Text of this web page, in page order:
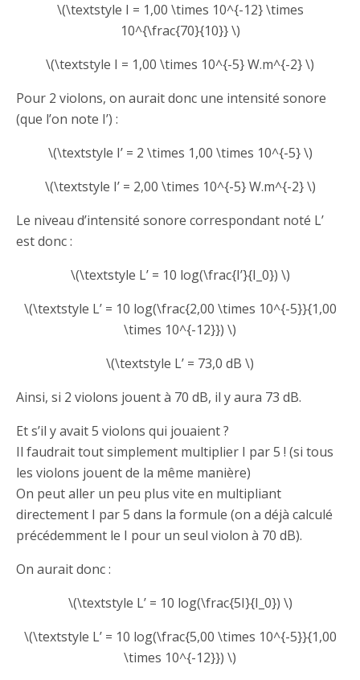
\(\textstyle I = 1,00 \times 10^{-12} \times
10^{\frac{70}{10}} \)
\(\textstyle I = 1,00 \times 10^{-5} W.m^{-2} \)
Pour 2 violons, on aurait donc une intensité sonore
(que l’on note I’) :
\(\textstyle I’ = 2 \times 1,00 \times 10^{-5} \)
\(\textstyle I’ = 2,00 \times 10^{-5} W.m^{-2} \)
Le niveau d’intensité sonore correspondant noté L’
est donc :
\(\textstyle L’ = 10 log(\frac{I’}{I_0}) \)
\(\textstyle L’ = 10 log(\frac{2,00 \times 10^{-5}}{1,00
\times 10^{-12}}) \)
\(\textstyle L’ = 73,0 dB \)
Ainsi, si 2 violons jouent à 70 dB, il y aura 73 dB.
Et s’il y avait 5 violons qui jouaient ?
Il faudrait tout simplement multiplier I par 5 ! (si tous
les violons jouent de la même manière)
On peut aller un peu plus vite en multipliant
directement I par 5 dans la formule (on a déjà calculé
précédemment le I pour un seul violon à 70 dB).
On aurait donc :
\(\textstyle L’ = 10 log(\frac{5I}{I_0}) \)
\(\textstyle L’ = 10 log(\frac{5,00 \times 10^{-5}}{1,00
\times 10^{-12}}) \)